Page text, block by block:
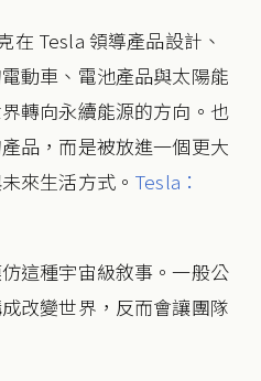
在 Tesla 領導產品設計、
動車、電池產品與太陽能
轉向永續能源的方向。也
品，而是被放進一個更大
來生活方式。 Tesla：
這種宇宙級敘事。一般公
改變世界，反而會讓團隊